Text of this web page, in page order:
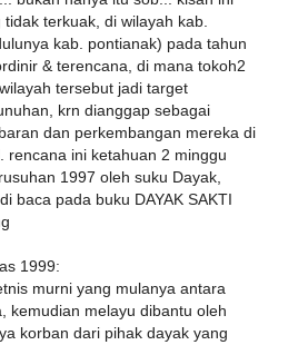
terkuak, di wilayah kab.
kab. pontianak) pada tahun
& terencana, di mana tokoh2
tersebut jadi target
krn dianggap sebagai
dan perkembangan mereka di
rencana ini ketahuan 2 minggu
1997 oleh suku Dayak,
baca pada buku DAYAK SAKTI
1999:
murni yang mulanya antara
kemudian melayu dibantu oleh
korban dari pihak dayak yang